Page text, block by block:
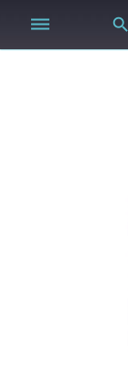
 